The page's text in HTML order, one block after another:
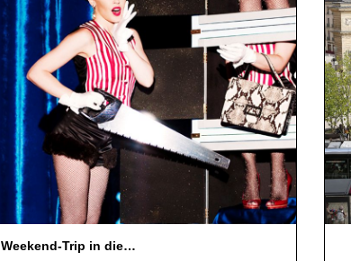
Weekend-Trip in die…